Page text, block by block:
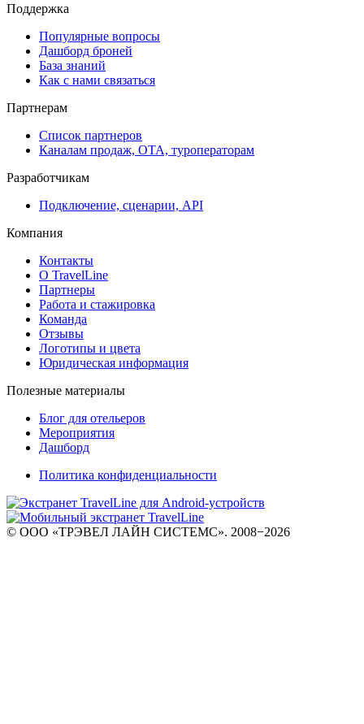
Поддержка
Популярные вопросы
Дашборд броней
База знаний
Как с нами связаться
Партнерам
Список партнеров
Каналам продаж, ОТА, туроператорам
Разработчикам
Подключение, сценарии, API
Компания
Контакты
О TravelLine
Партнеры
Работа и стажировка
Команда
Отзывы
Логотипы и цвета
Юридическая информация
Полезные материалы
Блог для отельеров
Мероприятия
Дашборд
Политика конфиденциальности
© ООО «ТРЭВЕЛ ЛАЙН СИСТЕМС». 2008−2026